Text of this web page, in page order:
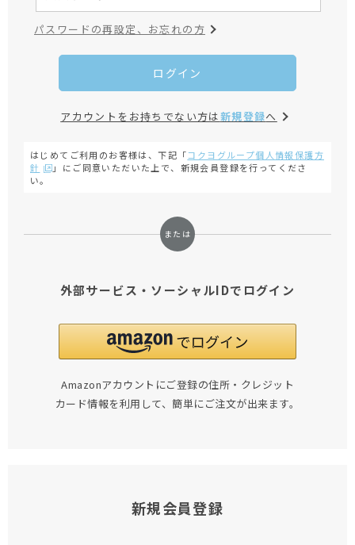
パスワードの再設定、お忘れの方
ログイン
アカウントをお持ちでない方は新規登録へ
はじめてご利用のお客様は、下記「コクヨグループ個人情報保護方
針
」にご同意いただいた上で、新規会員登録を行ってくださ
い。
外部サービス・ソーシャルIDでログイン
Amazonアカウントにご登録の住所・クレジット
カード情報を利用して、簡単にご注文が出来ます。
新規会員登録